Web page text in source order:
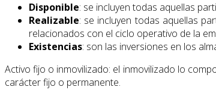
Disponible: se incluyen todas aquellas
Realizable: se incluyen todas aquellas
relacionados con el ciclo operativo de la
Existencias: son las inversiones en los
Activo fijo o inmovilizado: el inmovilizado lo
carácter fijo o permanente.